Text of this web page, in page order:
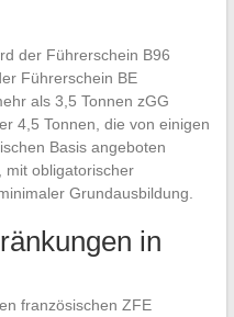
der Führerschein B96
Führerschein BE
als 3,5 Tonnen zGG
4,5 Tonnen, die von einigen
Basis angeboten
mit obligatorischer
Grundausbildung.
in
französischen ZFE